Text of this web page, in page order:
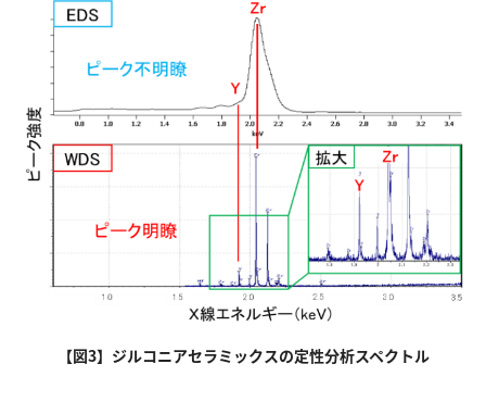
【図3】ジルコニアセラミックスの定性分析スペクトル